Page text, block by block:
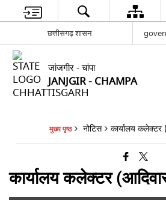
छत्तीसगढ़ शासन
जांजगीर - चांपा
JANJGIR - CHAMPA
मुख्य पृष्ठ नोटिस कार्यालय कलेक्टर
कार्यालय कलेक्टर